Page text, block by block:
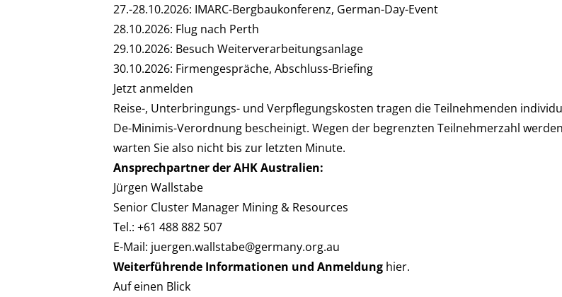
27.-28.10.2026: IMARC-Bergbaukonferenz, German-Day-Event
28.10.2026: Flug nach Perth
29.10.2026: Besuch Weiterverarbeitungsanlage
30.10.2026: Firmengespräche, Abschluss-Briefing
Jetzt anmelden
Reise-, Unterbringungs- und Verpflegungskosten tragen die Teilnehmenden
De-Minimis-Verordnung bescheinigt. Wegen der begrenzten Teilnehmerzahl
warten Sie also nicht bis zur letzten Minute.
Ansprechpartner der AHK Australien:
Jürgen Wallstabe
Senior Cluster Manager Mining & Resources
Tel.: +61 488 882 507
E-Mail: juergen.wallstabe@germany.org.au
Weiterführende Informationen und Anmeldung hier.
Auf einen Blick